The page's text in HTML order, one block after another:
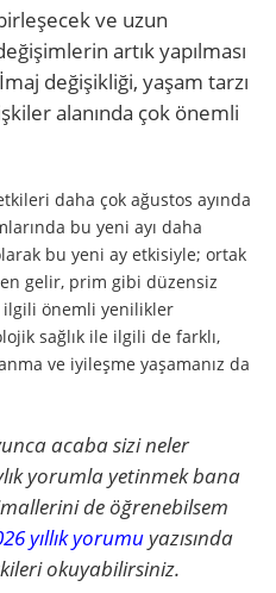
ve uzun
artık yapılması
değişikliği, yaşam tarzı
alanında çok önemli
daha çok ağustos ayında
bu yeni ayı daha
bu yeni ay etkisiyle; ortak
gelir, prim gibi düzensiz
önemli yenilikler
sağlık ile ilgili de farklı,
ve iyileşme yaşamanız da
acaba sizi neler
yorumla yetinmek bana
de öğrenebilsem
yıllık yorumuyazısında
okuyabilirsiniz.